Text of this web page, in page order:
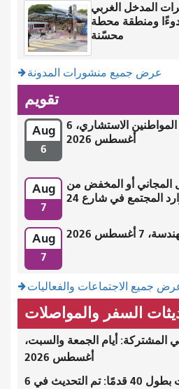
المدخل الغربي
ومنطقة محطة
محسّنة
عرض جميع منشورات المدونة
تقويم
Aug
6
الاجتماع الدوري لمجلس المواطنين الاستشاري، 6
أغسطس 2026
Aug
7
المجاني أو المخفض من
Aug
7
2026
جميع الاجتماعات والفعاليات
السفر والمواصلات
المشتركة: أيام الجمعة والسبت،
أغسطس 2026
بدائل خدمة الحافلات بطول 40 قدمًا: تم التحديث في 6